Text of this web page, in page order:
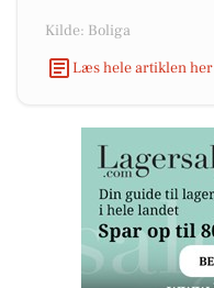
Kilde: Boliga
Læs hele artiklen her